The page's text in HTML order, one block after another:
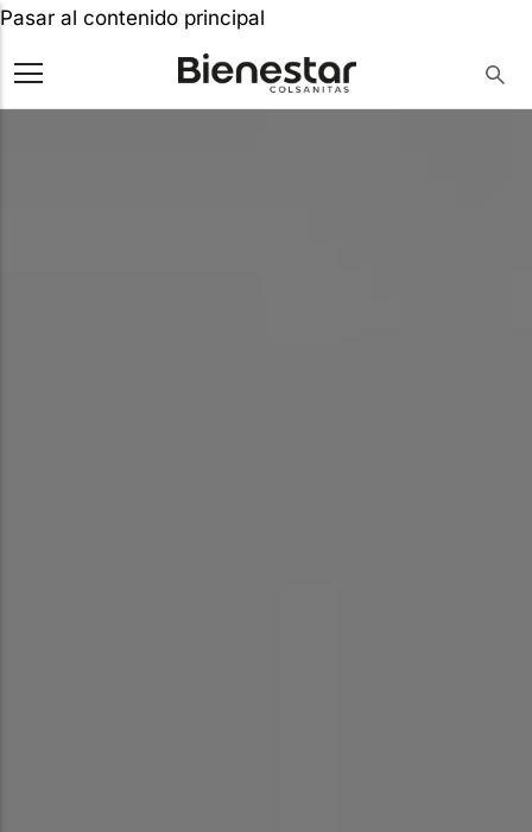
Pasar al contenido principal